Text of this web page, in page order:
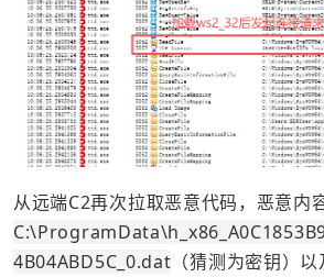
从远端C2再次拉取恶意代码，恶意内
4B04ABD5C_0.dat （猜测为密钥）以